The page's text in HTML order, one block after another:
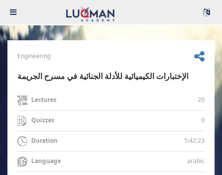
Engineering
الإختبارات الكيميائية للأدلة الجنائية في مسرح الجريمة
Lectures 20
Quizzes 0
Duration 5:42:23
Language arabic